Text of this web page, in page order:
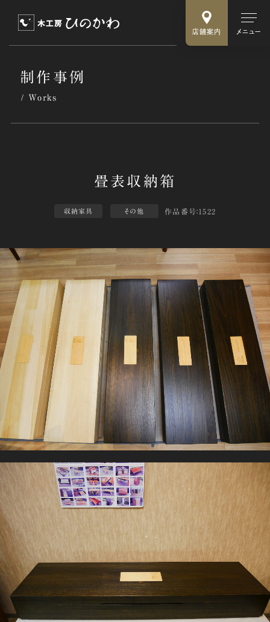
店舗案内 メニュー
制作事例
Works
収納家具 その他 作品番号：1522